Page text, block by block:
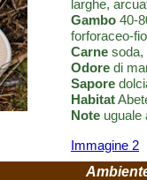
larghe,
Gambo 40-
forforaceo-
Carne soda,
Odore di
Sapore
Habitat
Note uguale
Immagine 2